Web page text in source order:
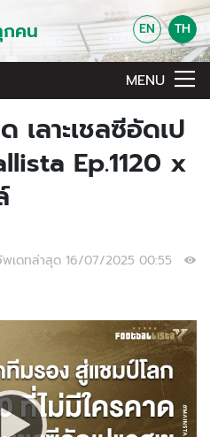
กคน EN TH
MENU
เลาะเชลซีอัดเป
Ep.1120 x
เดทล่าสุด 16/07/2025 00:55